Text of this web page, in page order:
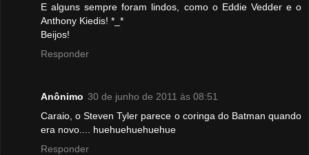
E alguns sempre foram lindos, como o Eddie Vedder e o
Anthony Kiedis! *_*
Beijos!
Responder
Anônimo 30 de junho de 2011 às 08:51
Caraio, o Steven Tyler parece o coringa do Batman quando
era novo.... huehuehuehuehue
Responder